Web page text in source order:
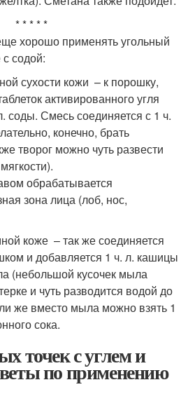
* * * * *
хорошо применять угольный
содой:
сухости кожи – к порошку,
активированного угля
соды. Смесь соединяется с 1 ч.
конечно, брать
творог можно чуть развести
обрабатывается
зона лица (лоб, нос,
коже – так же соединяется
и добавляется 1 ч. л. кашицы
(небольшой кусочек мыла
и чуть разводится водой до
же вместо мыла можно взять 1
сока.
точек с углем и
по применению